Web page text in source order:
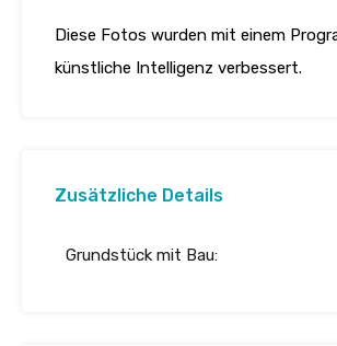
Diese Fotos wurden mit einem
künstliche Intelligenz verbessert.
Zusätzliche Details
Grundstück mit Bau: